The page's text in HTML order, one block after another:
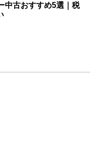
中古おすすめ5選｜税